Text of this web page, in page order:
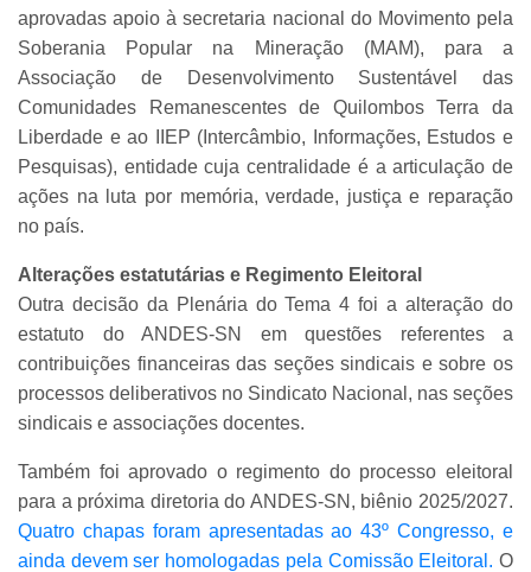
aprovadas apoio à secretaria nacional do Movimento pela
Soberania Popular na Mineração (MAM), para a
Associação de Desenvolvimento Sustentável das
Comunidades Remanescentes de Quilombos Terra da
Liberdade e ao IIEP (Intercâmbio, Informações, Estudos e
Pesquisas), entidade cuja centralidade é a articulação de
ações na luta por memória, verdade, justiça e reparação
no país.
Alterações estatutárias e Regimento Eleitoral
Outra decisão da Plenária do Tema 4 foi a alteração do
estatuto do ANDES-SN em questões referentes a
contribuições financeiras das seções sindicais e sobre os
processos deliberativos no Sindicato Nacional, nas seções
sindicais e associações docentes.
Também foi aprovado o regimento do processo eleitoral
para a próxima diretoria do ANDES-SN, biênio 2025/2027.
Quatro chapas foram apresentadas ao 43º Congresso, e
ainda devem ser homologadas pela Comissão Eleitoral. O